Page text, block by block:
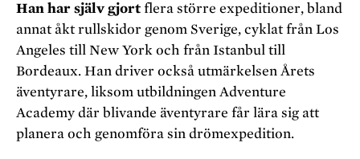
Han har själv gjort flera större expeditioner, bland
annat åkt rullskidor genom Sverige, cyklat från Los
Angeles till New York och från Istanbul till
Bordeaux. Han driver också utmärkelsen Årets
äventyrare, liksom utbildningen Adventure
Academy där blivande äventyrare får lära sig att
planera och genomföra sin drömexpedition.